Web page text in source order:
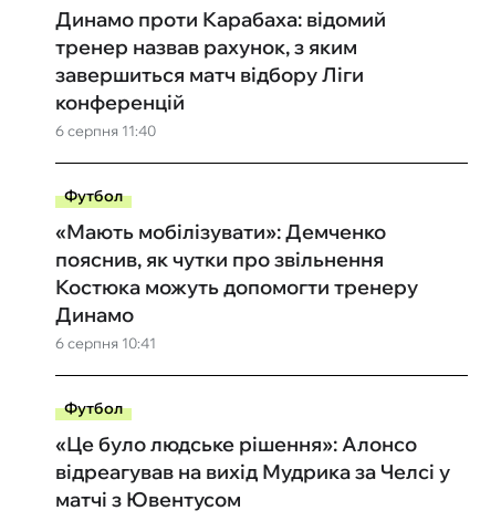
6 серпня 11:40
Динамо проти Карабаха: відомий
тренер назвав рахунок, з яким
завершиться матч відбору Ліги
конференцій
Футбол
6 серпня 10:41
«Мають мобілізувати»: Демченко
пояснив, як чутки про звільнення
Костюка можуть допомогти тренеру
Динамо
Футбол
«Це було людське рішення»: Алонсо
відреагував на вихід Мудрика за Челсі у
матчі з Ювентусом